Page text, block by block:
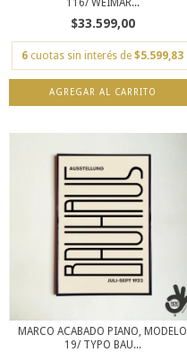
116/ WEIMAR...
$33.599,00
6 cuotas sin interés de $5.599,83
AGREGAR AL CARRITO
MARCO ACABADO PIANO, MODELO
19/ TYPO BAU...